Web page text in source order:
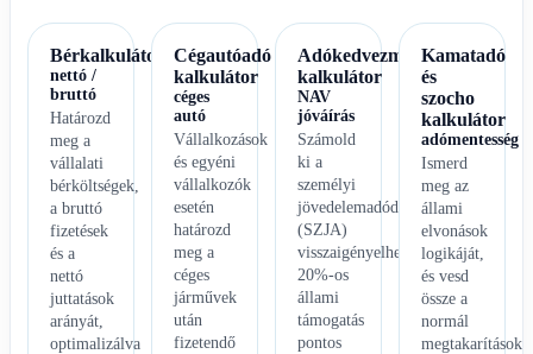
Bérkalkulátor
nettó /
bruttó
Határozd
meg a
vállalati
bérköltségek,
a bruttó
fizetések
és a
nettó
juttatások
arányát,
optimalizálva
Cégautóadó
kalkulátor
céges
autó
Vállalkozások
és egyéni
vállalkozók
esetén
határozd
meg a
céges
járművek
után
fizetendő
Adókedvezmény
kalkulátor
NAV
jóváírás
Számold
ki a
személyi
jövedelemadódból
(SZJA)
visszaigényelhető
20%-os
állami
támogatás
pontos
Kamatadó
és
szocho
kalkulátor
adómentesség
Ismerd
meg az
állami
elvonások
logikáját,
és vesd
össze a
normál
megtakarítások